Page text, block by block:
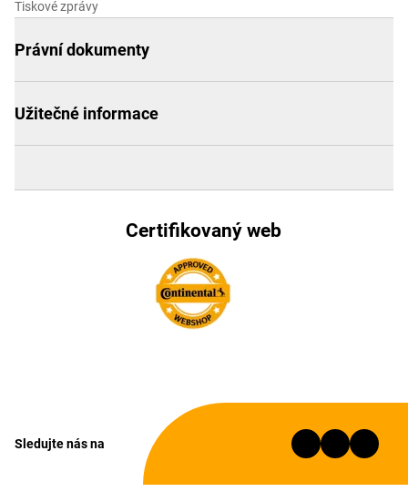
Tiskové zprávy
Právní dokumenty
Užitečné informace
Certifikovaný web
Sledujte nás na